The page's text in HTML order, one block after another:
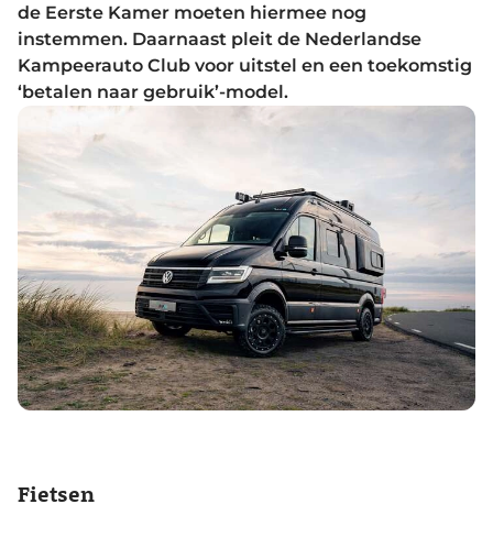
de Eerste Kamer moeten hiermee nog
instemmen. Daarnaast pleit de Nederlandse
Kampeerauto Club voor uitstel en een toekomstig
‘betalen naar gebruik’-model.
Fietsen